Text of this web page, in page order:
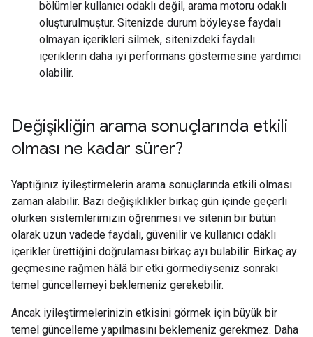
bölümler kullanıcı odaklı değil, arama motoru odaklı
oluşturulmuştur. Sitenizde durum böyleyse faydalı
olmayan içerikleri silmek, sitenizdeki faydalı
içeriklerin daha iyi performans göstermesine yardımcı
olabilir.
Değişikliğin arama sonuçlarında etkili
olması ne kadar sürer?
Yaptığınız iyileştirmelerin arama sonuçlarında etkili olması
zaman alabilir. Bazı değişiklikler birkaç gün içinde geçerli
olurken sistemlerimizin öğrenmesi ve sitenin bir bütün
olarak uzun vadede faydalı, güvenilir ve kullanıcı odaklı
içerikler ürettiğini doğrulaması birkaç ayı bulabilir. Birkaç ay
geçmesine rağmen hâlâ bir etki görmediyseniz sonraki
temel güncellemeyi beklemeniz gerekebilir.
Ancak iyileştirmelerinizin etkisini görmek için büyük bir
temel güncelleme yapılmasını beklemeniz gerekmez. Daha